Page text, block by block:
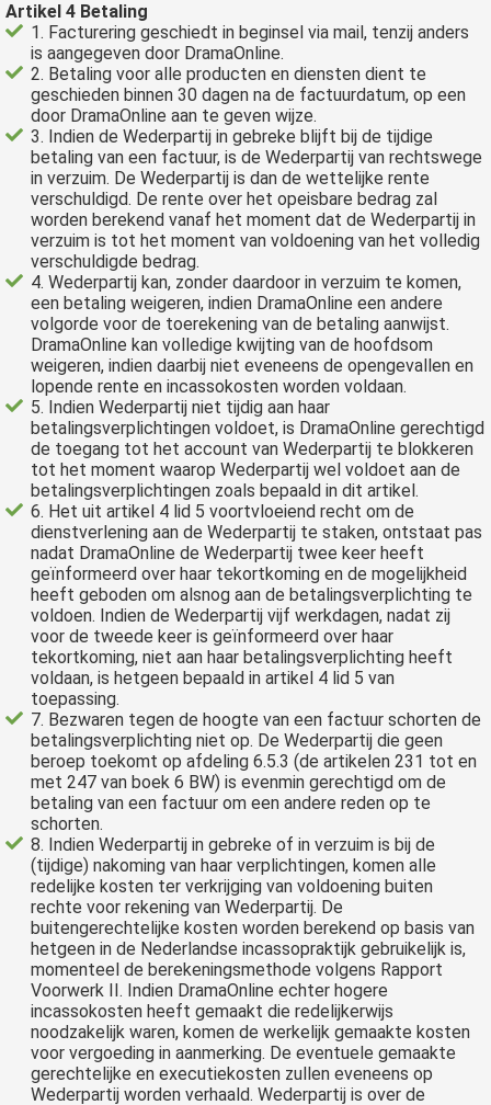
Artikel 4 Betaling
1. Facturering geschiedt in beginsel via mail, tenzij anders
is aangegeven door DramaOnline.
2. Betaling voor alle producten en diensten dient te
geschieden binnen 30 dagen na de factuurdatum, op een
door DramaOnline aan te geven wijze.
3. Indien de Wederpartij in gebreke blijft bij de tijdige
betaling van een factuur, is de Wederpartij van rechtswege
in verzuim. De Wederpartij is dan de wettelijke rente
verschuldigd. De rente over het opeisbare bedrag zal
worden berekend vanaf het moment dat de Wederpartij in
verzuim is tot het moment van voldoening van het volledig
verschuldigde bedrag.
4. Wederpartij kan, zonder daardoor in verzuim te komen,
een betaling weigeren, indien DramaOnline een andere
volgorde voor de toerekening van de betaling aanwijst.
DramaOnline kan volledige kwijting van de hoofdsom
weigeren, indien daarbij niet eveneens de opengevallen en
lopende rente en incassokosten worden voldaan.
5. Indien Wederpartij niet tijdig aan haar
betalingsverplichtingen voldoet, is DramaOnline gerechtigd
de toegang tot het account van Wederpartij te blokkeren
tot het moment waarop Wederpartij wel voldoet aan de
betalingsverplichtingen zoals bepaald in dit artikel.
6. Het uit artikel 4 lid 5 voortvloeiend recht om de
dienstverlening aan de Wederpartij te staken, ontstaat pas
nadat DramaOnline de Wederpartij twee keer heeft
geïnformeerd over haar tekortkoming en de mogelijkheid
heeft geboden om alsnog aan de betalingsverplichting te
voldoen. Indien de Wederpartij vijf werkdagen, nadat zij
voor de tweede keer is geïnformeerd over haar
tekortkoming, niet aan haar betalingsverplichting heeft
voldaan, is hetgeen bepaald in artikel 4 lid 5 van
toepassing.
7. Bezwaren tegen de hoogte van een factuur schorten de
betalingsverplichting niet op. De Wederpartij die geen
beroep toekomt op afdeling 6.5.3 (de artikelen 231 tot en
met 247 van boek 6 BW) is evenmin gerechtigd om de
betaling van een factuur om een andere reden op te
schorten.
8. Indien Wederpartij in gebreke of in verzuim is bij de
(tijdige) nakoming van haar verplichtingen, komen alle
redelijke kosten ter verkrijging van voldoening buiten
rechte voor rekening van Wederpartij. De
buitengerechtelijke kosten worden berekend op basis van
hetgeen in de Nederlandse incassopraktijk gebruikelijk is,
momenteel de berekeningsmethode volgens Rapport
Voorwerk II. Indien DramaOnline echter hogere
incassokosten heeft gemaakt die redelijkerwijs
noodzakelijk waren, komen de werkelijk gemaakte kosten
voor vergoeding in aanmerking. De eventuele gemaakte
gerechtelijke en executiekosten zullen eveneens op
Wederpartij worden verhaald. Wederpartij is over de